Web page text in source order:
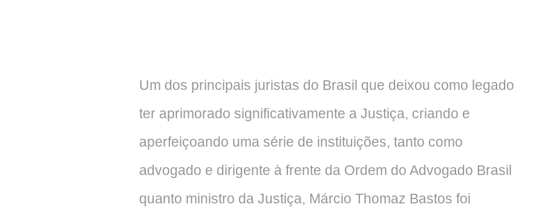
Um dos principais juristas do Brasil que deixou como legado
ter aprimorado significativamente a Justiça, criando e
aperfeiçoando uma série de instituições, tanto como
advogado e dirigente à frente da Ordem do Advogado Brasil
quanto ministro da Justiça, Márcio Thomaz Bastos foi